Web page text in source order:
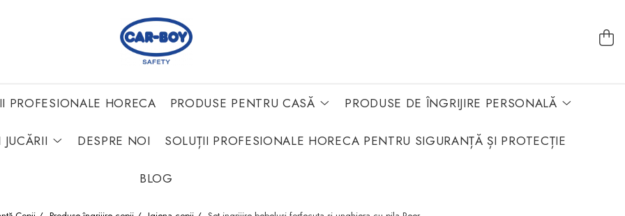
PROFESIONALE HORECA PRODUSE PENTRU CASĂ PRODUSE DE ÎNGRIJIRE PERSONALĂ
JUCĂRII DESPRE NOI SOLUȚII PROFESIONALE HORECA PENTRU SIGURANȚĂ ȘI PROTECȚIE
BLOG